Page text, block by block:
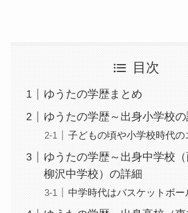
目次
ゆうたの学歴まとめ
ゆうたの学歴～出身小学校の
子どもの頃や小学校時代の
ゆうたの学歴～出身中学校
柳沢中学校）の詳細
中学時代はバスケットボー